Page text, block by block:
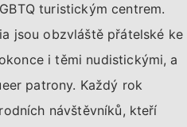
turistickým centrem.
jsou obzvláště přátelské ke
i těmi nudistickými, a
patrony. Každý rok
návštěvníků, kteří